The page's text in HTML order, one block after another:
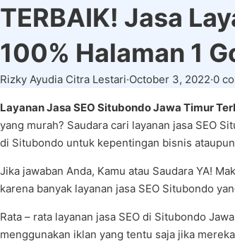
TERBAIK! Jasa
100% Halaman 1
Rizky Ayudia Citra Lestari·October 3, 2022·0
Layanan Jasa SEO Situbondo Jawa Timur
yang murah? Saudara cari layanan jasa SEO
di Situbondo untuk kepentingan bisnis
Jika jawaban Anda, Kamu atau Saudara YA!
karena banyak layanan jasa SEO Situbondo
Rata – rata layanan jasa SEO di Situbondo
menggunakan iklan yang tentu saja jika